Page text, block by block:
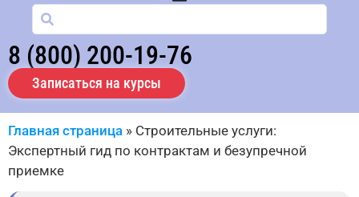
8 (800) 200-19-76
Записаться на курсы
Главная страница » Строительные услуги:
Экспертный гид по контрактам и безупречной
приемке